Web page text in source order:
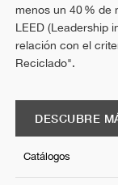
menos un 40 % de
LEED (Leadership
relación con el
Reciclado".
DESCUBRE
Catálogos